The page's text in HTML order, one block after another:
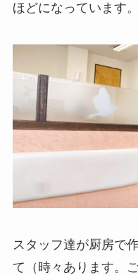
ほどになっています。
スタッフ達が厨房で
て（時々あります。